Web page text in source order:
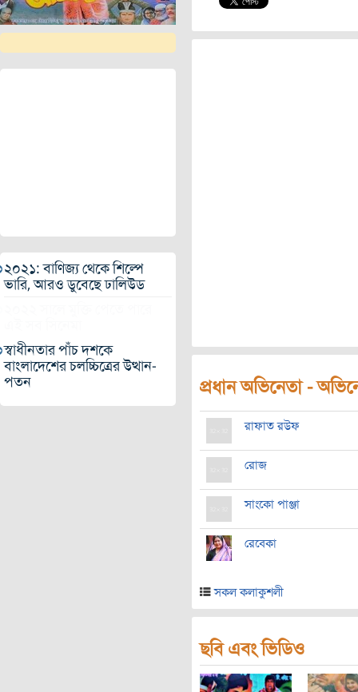
২০২১: বাণিজ্য থেকে শিল্পে
ভারি, আরও ডুবেছে ঢালিউড
স্বাধীনতার পাঁচ দশকে
বাংলাদেশের চলচ্চিত্রের উত্থান-
পতন
প্রধান অভিনেতা -
রাফাত রউফ
রোজ
সাংকো পাঞ্জা
রেবেকা
সকল কলাকুশলী
ছবি এবং ভিডিও